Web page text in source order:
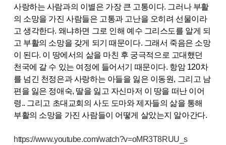
사랑하는 사람과의 이별은 가장 큰 고통이다. 그러나 부활
의 소망을 가진 사람들은 고통과 고난을 오히려 선물이라
고 생각한다. 왜냐하면 그로 인해 예수 그리스도를 알게 되
고 부활의 소망을 갖게 되기 때문이다. 그래서 죽음은 소망
이 된다. 이 땅에서의 삶을 마친 후 궁극적으로 고대했던
천국에 갈 수 있는 여정에 들어서기 때문이다. 항암 120차
를 넘긴 천정은과 사랑하는 아들을 잃은 이동원, 그리고 남
편을 잃은 정애숙, 딸을 잃고 자신마저 이 땅을 떠난 이어
령.. 그리고 초대교회의 사도 도마와 제자들의 삶을 통해
부활의 소망을 가진 사람들이 어떻게 살았는지 알아간다.
https://www.youtube.com/watch?v=oMR3T8RUU_s